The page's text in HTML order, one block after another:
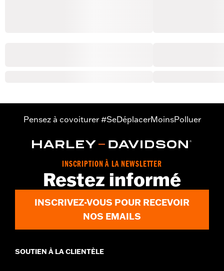
Pensez à covoiturer #SeDéplacerMoinsPolluer
INSCRIPTION À LA NEWSLETTER
Restez informé
INSCRIVEZ-VOUS POUR RECEVOIR
NOS EMAILS
SOUTIEN À LA CLIENTÈLE